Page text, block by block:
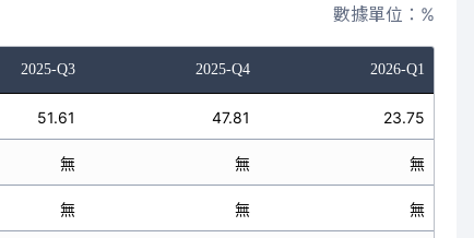
數據單位：%
2025-Q3 2025-Q4 2026-Q1
51.61 47.81 23.75
無 無 無
無 無 無